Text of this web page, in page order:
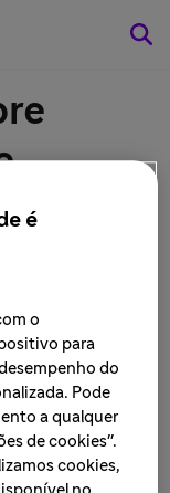
de 2025
informa
recebeu o
em
é
o
para
do
Pode
a qualquer
de cookies".
cookies,